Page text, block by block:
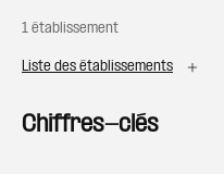
1 établissement
Liste des établissements
Chiffres-clés